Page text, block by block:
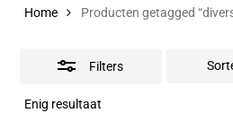
Home Producten getagged
Filters
Enig resultaat